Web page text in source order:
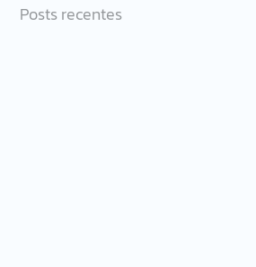
Posts recentes